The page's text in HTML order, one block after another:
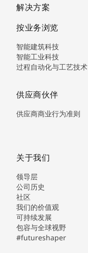
解决方案
按业务浏览
智能建筑科技
智能工业科技
过程自动化与工艺技术
供应商伙伴
供应商商业行为准则
关于我们
领导层
公司历史
社区
我们的价值观
可持续发展
包容与全球视野
#futureshaper